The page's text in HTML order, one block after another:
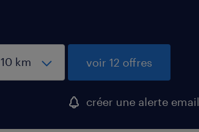
voir 12 offres
créer une alerte email